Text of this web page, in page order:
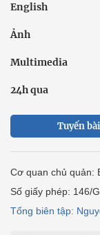
English
Ảnh
Multimedia
24h qua
Tuyến bài
Cơ quan chủ quản:
Số giấy phép: 146/
Tổng biên tập: